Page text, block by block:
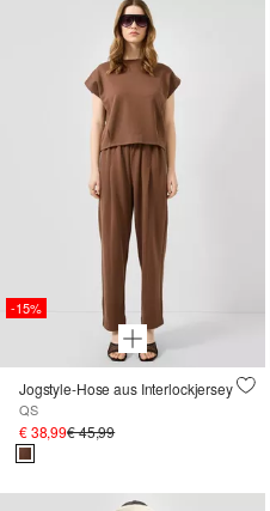
-15%
Jogstyle-Hose aus Interlockjersey
QS
€ 38,99€ 45,99